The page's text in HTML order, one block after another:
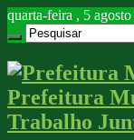
quarta-feira , 5
Prefeitura
Trabalho